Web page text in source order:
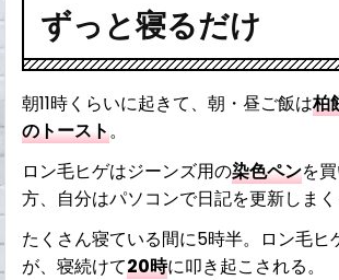
ずっと寝るだけ
朝11時くらいに起きて、朝・昼ご飯は柏
のトースト。
ロン毛ヒゲはジーンズ用の染色ペンを
方、自分はパソコンで日記を更新しまく
たくさん寝ている間に5時半。ロン毛ヒ
が、寝続けて20時に叩き起こされる。